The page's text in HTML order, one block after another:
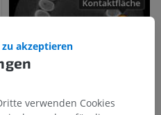
akzeptieren
verwenden Cookies